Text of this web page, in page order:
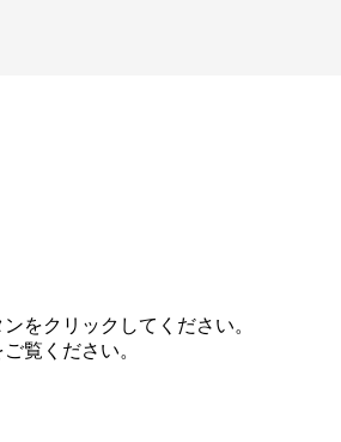
をクリックしてください。
ご覧ください。